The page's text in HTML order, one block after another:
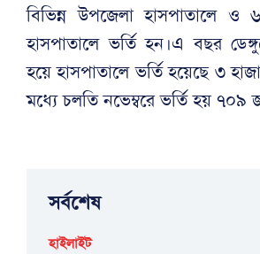
বিভিন্ন উপজেলা হাসপাতালে ও
হাসপাতালে ভর্তি হন।এ বছর
হয়ে হাসপাতালে ভর্তি হয়েছে ৩
মধ্যে চলতি নভেম্বরে ভর্তি হয় ৭০৯
সর্বশেষ
হাইলাইট